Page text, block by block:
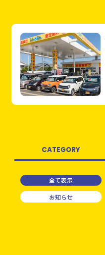
CATEGORY
全て表示
お知らせ